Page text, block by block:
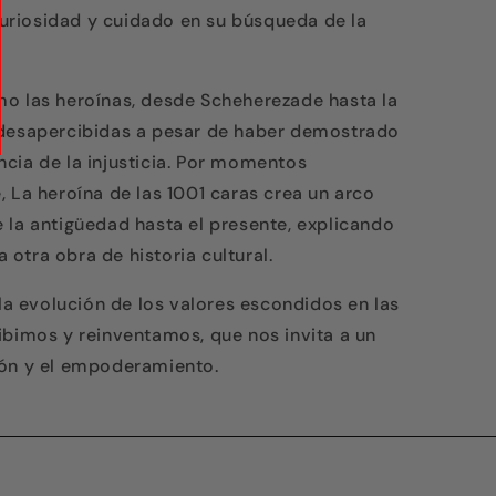
y cuidado en su búsqueda de la
las heroínas, desde Scheherezade hasta la
a pesar de haber demostrado
de la injusticia. Por momentos
heroína de las 1001 caras crea un arco
antigüedad hasta el presente, explicando
otra obra de historia cultural.
evolución de los valores escondidos en las
y reinventamos, que nos invita a un
y el empoderamiento.